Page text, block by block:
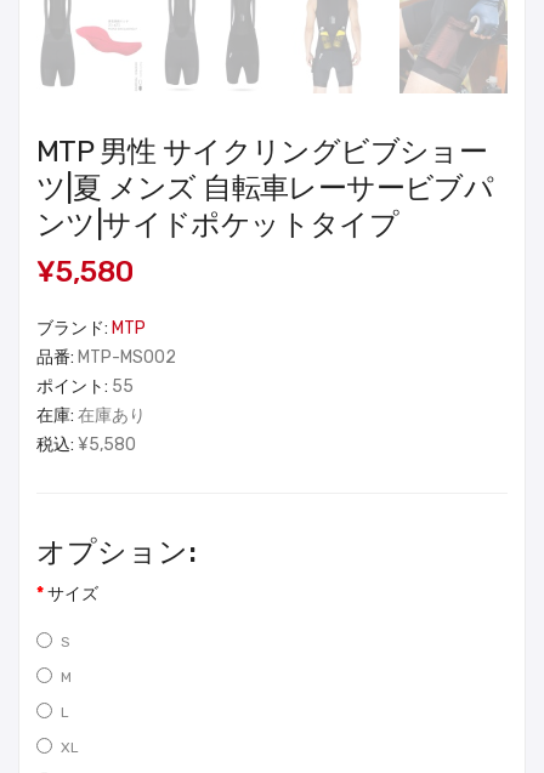
MTP 男性 サイクリングビブショー
ツ|夏 メンズ 自転車レーサービブパ
ンツ|サイドポケットタイプ
¥5,580
ブランド: MTP
品番: MTP-MS002
ポイント: 55
在庫: 在庫あり
税込: ¥5,580
オプション:
サイズ
S
M
L
XL